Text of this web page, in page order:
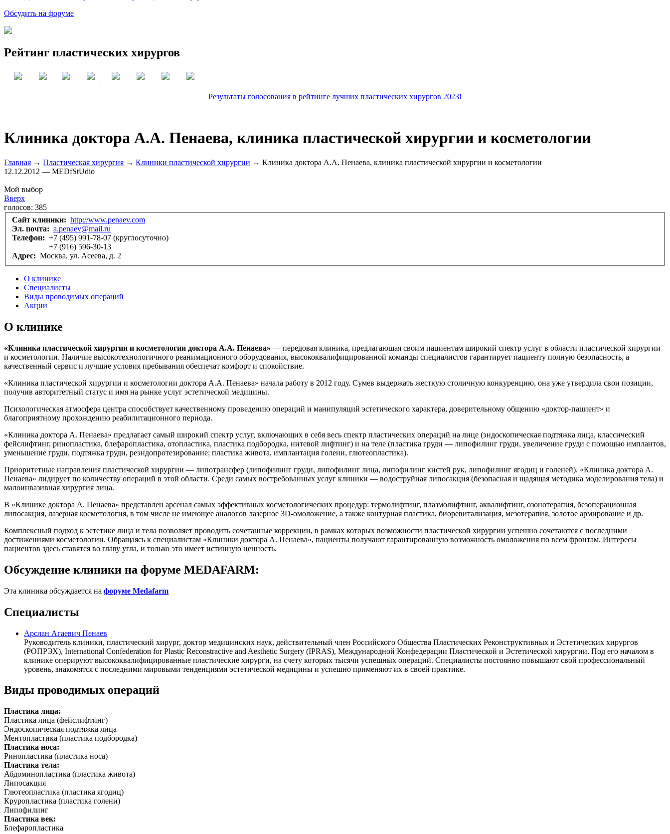
Обсудить на форуме
Рейтинг пластических хирургов
Результаты голосования в рейтинге лучших пластических хирургов 2023!
Клиника доктора А.А. Пенаева, клиника пластической хирургии и косметологии
Главная → Пластическая хирургия → Клиники пластической хирургии → Клиника доктора А.А. Пенаева, клиника пластической хирургии и косметологии
12.12.2012 — MEDfStUdio
Мой выбор
Вверх
голосов: 385
Сайт клиники: http://www.penaev.com
Эл. почта: a.penaev@mail.ru
Телефон: +7 (495) 991-78-07 (круглосуточно)
+7 (916) 596-30-13
Адрес: Москва, ул. Асеева, д. 2
О клинике
Специалисты
Виды проводимых операций
Акции
О клинике
«Клиника пластической хирургии и косметологии доктора А.А. Пенаева» — передовая клиника, предлагающая своим пациентам широкий спектр услуг в области пластической хирургии
и косметологии. Наличие высокотехнологичного реанимационного оборудования, высококвалифицированной команды специалистов гарантирует пациенту полную безопасность, а
качественный сервис и лучшие условия пребывания обеспечат комфорт и спокойствие.
«Клиника пластической хирургии и косметологии доктора А.А. Пенаева» начала работу в 2012 году. Сумев выдержать жесткую столичную конкуренцию, она уже утвердила свои позиции,
получив авторитетный статус и имя на рынке услуг эстетической медицины.
Психологическая атмосфера центра способствует качественному проведению операций и манипуляций эстетического характера, доверительному общению «доктор-пациент» и
благоприятному прохождению реабилитационного периода.
«Клиника доктора А. Пенаева» предлагает самый широкий спектр услуг, включающих в себя весь спектр пластических операций на лице (эндоскопическая подтяжка лица, классический
фейслифтинг, ринопластика, блефаропластика, отопластика, пластика подбородка, нитевой лифтинг) и на теле (пластика груди — липофилинг груди, увеличение груди с помощью имплантов,
уменьшение груди, подтяжка груди, реэндопротезирование; пластика живота, имплантация голени, глютеопластика).
Приоритетные направления пластической хирургии — липотрансфер (липофилинг груди, липофилинг лица, липофилинг кистей рук, липофилинг ягодиц и голеней). «Клиника доктора А.
Пенаева» лидирует по количеству операций в этой области. Среди самых востребованных услуг клиники — водоструйная липосакция (безопасная и щадящая методика моделирования тела) и
малоинвазивная хирургия лица.
В «Клинике доктора А. Пенаева» представлен арсенал самых эффективных косметологических процедур: термолифтинг, плазмолифтинг, аквалифтинг, озонотерапия, безоперационная
липосакция, лазерная косметология, в том числе не имеющее аналогов лазерное 3D-омоложение, а также контурная пластика, биоревитализация, мезотерапия, золотое армирование и др.
Комплексный подход к эстетике лица и тела позволяет проводить сочетанные коррекции, в рамках которых возможности пластической хирургии успешно сочетаются с последними
достижениями косметологии. Обращаясь к специалистам «Клиники доктора А. Пенаева», пациенты получают гарантированную возможность омоложения по всем фронтам. Интересы
пациентов здесь ставятся во главу угла, и только это имеет истинную ценность.
Обсуждение клиники на форуме MEDAFARM:
Эта клиника обсуждается на форуме Medafarm
Специалисты
Арслан Агаевич Пенаев
Руководитель клиники, пластический хирург, доктор медицинских наук, действительный член Российского Общества Пластических Реконструктивных и Эстетических хирургов
(РОПРЭХ), International Confederation for Plastic Reconstractive and Aesthetic Surgery (IPRAS), Международной Конфедерации Пластической и Эстетической хирургии. Под его началом в
клинике оперируют высококвалифицированные пластические хирурги, на счету которых тысячи успешных операций. Специалисты постоянно повышают свой профессиональный
уровень, знакомятся с последними мировыми тенденциями эстетической медицины и успешно применяют их в своей практике.
Виды проводимых операций
Пластика лица:
Пластика лица (фейслифтинг)
Эндоскопическая подтяжка лица
Ментопластика (пластика подбородка)
Пластика носа:
Ринопластика (пластика носа)
Пластика тела:
Абдоминопластика (пластика живота)
Липосакция
Глютеопластика (пластика ягодиц)
Круропластика (пластика голени)
Липофилинг
Пластика век:
Блефаропластика